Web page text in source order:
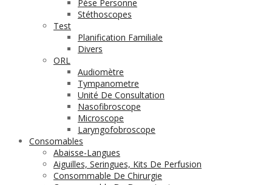
Pèse Personne
Stéthoscopes
Test
Planification Familiale
Divers
ORL
Audiomètre
Tympanometre
Unité De Consultation
Nasofibroscope
Microscope
Laryngofobroscope
Consomables
Abaisse-Langues
Aiguilles, Seringues, Kits De Perfusion
Consommable De Chirurgie